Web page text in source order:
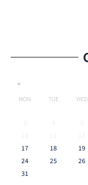
<
MON
TUE WED
17
18 19
24
25 26
31